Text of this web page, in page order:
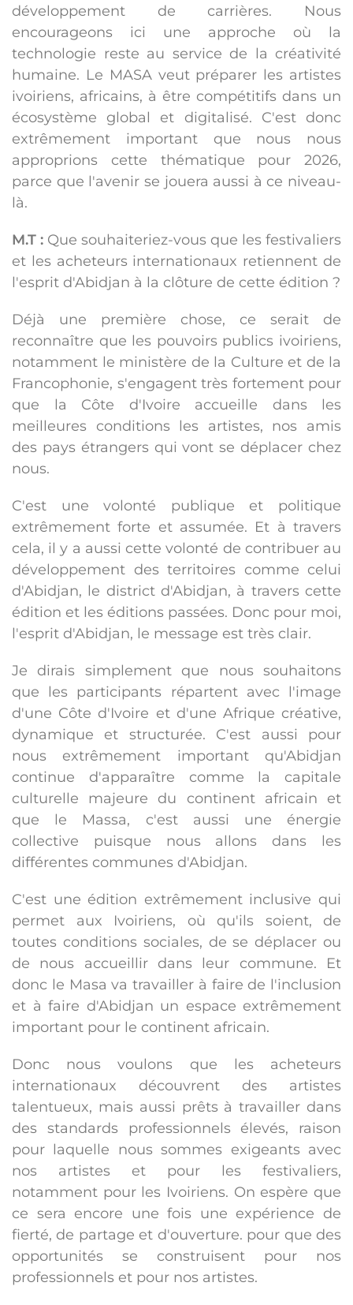
développement de carrières. Nous
encourageons ici une approche où la
technologie reste au service de la créativité
humaine. Le MASA veut préparer les artistes
ivoiriens, africains, à être compétitifs dans un
écosystème global et digitalisé. C'est donc
extrêmement important que nous nous
approprions cette thématique pour 2026,
parce que l'avenir se jouera aussi à ce niveau-
là.
M.T : Que souhaiteriez-vous que les festivaliers
et les acheteurs internationaux retiennent de
l'esprit d'Abidjan à la clôture de cette édition ?
Déjà une première chose, ce serait de
reconnaître que les pouvoirs publics ivoiriens,
notamment le ministère de la Culture et de la
Francophonie, s'engagent très fortement pour
que la Côte d'Ivoire accueille dans les
meilleures conditions les artistes, nos amis
des pays étrangers qui vont se déplacer chez
nous.
C'est une volonté publique et politique
extrêmement forte et assumée. Et à travers
cela, il y a aussi cette volonté de contribuer au
développement des territoires comme celui
d'Abidjan, le district d'Abidjan, à travers cette
édition et les éditions passées. Donc pour moi,
l'esprit d'Abidjan, le message est très clair.
Je dirais simplement que nous souhaitons
que les participants répartent avec l'image
d'une Côte d'Ivoire et d'une Afrique créative,
dynamique et structurée. C'est aussi pour
nous extrêmement important qu'Abidjan
continue d'apparaître comme la capitale
culturelle majeure du continent africain et
que le Massa, c'est aussi une énergie
collective puisque nous allons dans les
différentes communes d'Abidjan.
C'est une édition extrêmement inclusive qui
permet aux Ivoiriens, où qu'ils soient, de
toutes conditions sociales, de se déplacer ou
de nous accueillir dans leur commune. Et
donc le Masa va travailler à faire de l'inclusion
et à faire d'Abidjan un espace extrêmement
important pour le continent africain.
Donc nous voulons que les acheteurs
internationaux découvrent des artistes
talentueux, mais aussi prêts à travailler dans
des standards professionnels élevés, raison
pour laquelle nous sommes exigeants avec
nos artistes et pour les festivaliers,
notamment pour les Ivoiriens. On espère que
ce sera encore une fois une expérience de
fierté, de partage et d'ouverture. pour que des
opportunités se construisent pour nos
professionnels et pour nos artistes.